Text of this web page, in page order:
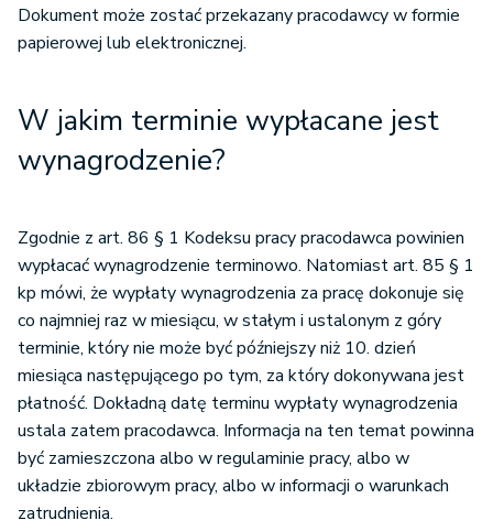
Dokument może zostać przekazany pracodawcy w formie
papierowej lub elektronicznej.
W jakim terminie wypłacane jest
wynagrodzenie?
Zgodnie z art. 86 § 1 Kodeksu pracy pracodawca powinien
wypłacać wynagrodzenie terminowo. Natomiast art. 85 § 1
kp mówi, że wypłaty wynagrodzenia za pracę dokonuje się
co najmniej raz w miesiącu, w stałym i ustalonym z góry
terminie, który nie może być późniejszy niż 10. dzień
miesiąca następującego po tym, za który dokonywana jest
płatność. Dokładną datę terminu wypłaty wynagrodzenia
ustala zatem pracodawca. Informacja na ten temat powinna
być zamieszczona albo w regulaminie pracy, albo w
układzie zbiorowym pracy, albo w informacji o warunkach
zatrudnienia.